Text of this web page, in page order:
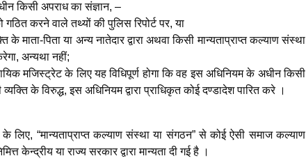
किसी अपराध का संज्ञान, –
करने वाले तथ्यों की पुलिस रिपोर्ट पर, या
माता-पिता या अन्य नातेदार द्वारा अथवा किसी मान्यताप्राप्त कल्याण संस्था
अन्यथा नहीं;
मजिस्ट्रेट के लिए यह विधिपूर्ण होगा कि वह इस अधिनियम के अधीन किसी
के विरुद्ध, इस अधिनियम द्वारा प्राधिकृत कोई दण्डादेश पारित करे ।
लिए, “मान्यताप्राप्त कल्याण संस्था या संगठन” से कोई ऐसी समाज कल्याण
केन्द्रीय या राज्य सरकार द्वारा मान्यता दी गई है ।